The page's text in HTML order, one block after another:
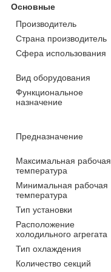
Основные
Производитель
Страна производитель
Сфера использования
Вид оборудования
Функциональное
назначение
Предназначение
Максимальная рабочая
температура
Минимальная рабочая
температура
Тип установки
Расположение
холодильного агрегата
Тип охлаждения
Количество секций